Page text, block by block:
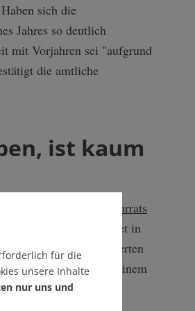
sich die
Jahres so deutlich
mit Vorjahren sei "aufgrund
die amtliche
ist kaum
des Deutschen Kulturrats
Schulz unterscheidet in
einem gewinnorientierten
geförderten und einem
für die
unsere Inhalte
nur uns und